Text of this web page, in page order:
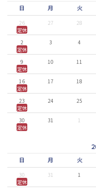
日 月 火
26 27 28
定休
2
3 4
定休
9
10 11
定休
16
17 18
定休
23
24 25
定休
30
31 1
定休
日 月 火
30 31 1
定休